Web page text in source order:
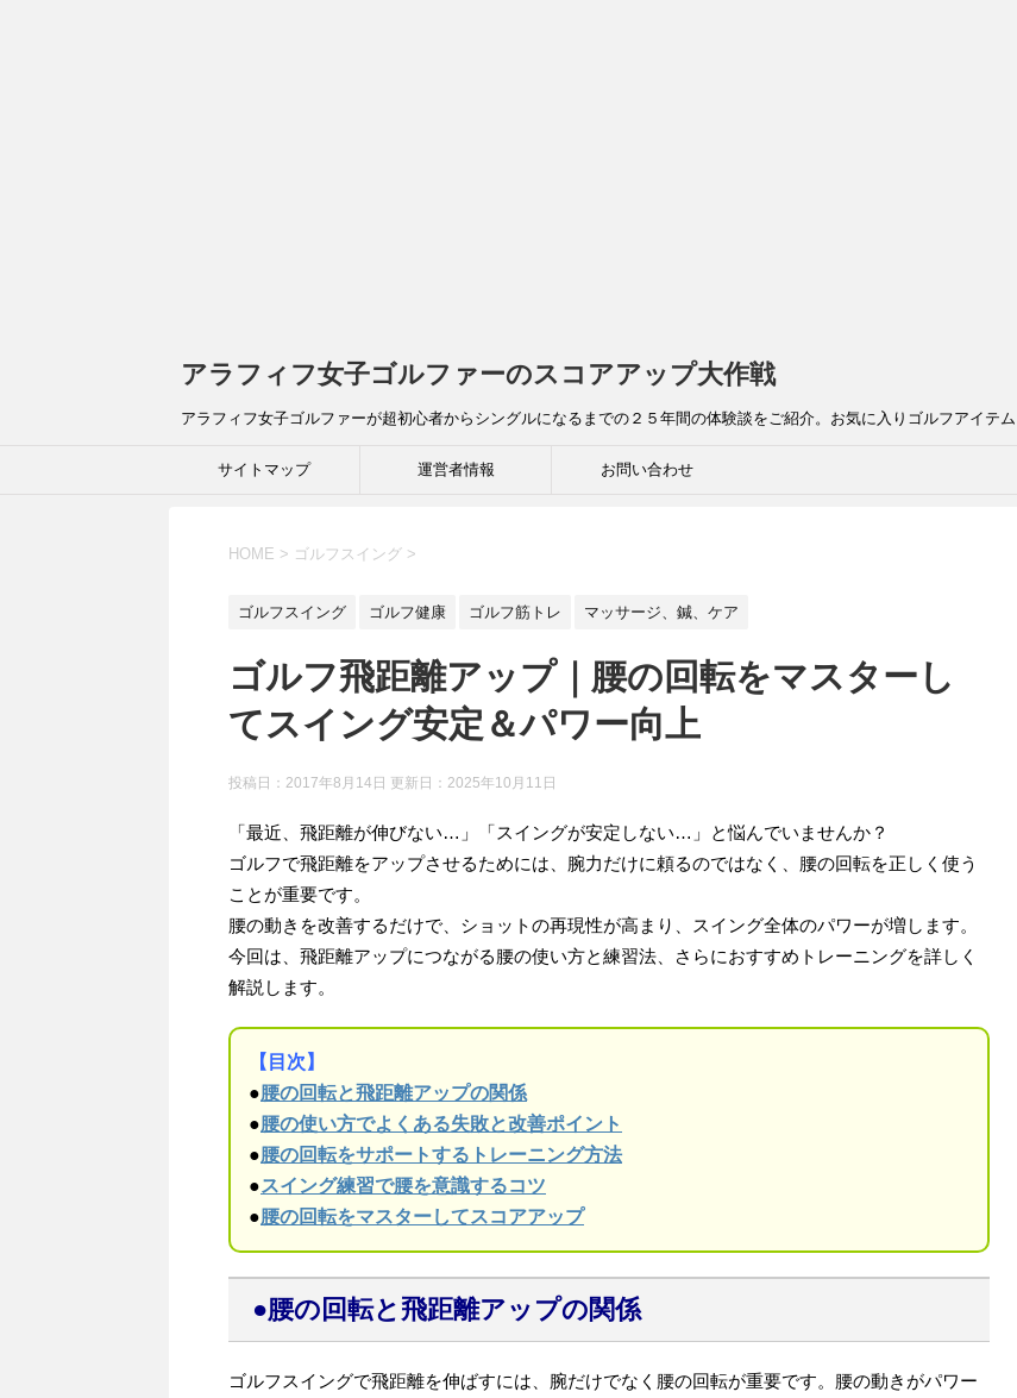
アラフィフ女子ゴルファーのスコアアップ大作戦
アラフィフ女子ゴルファーが超初心者からシングルになるまでの２５年間の体験談をご紹介。お気に入りゴルフアイテム
サイトマップ 運営者情報 お問い合わせ
HOME > ゴルフスイング >
ゴルフスイング ゴルフ健康 ゴルフ筋トレ マッサージ、鍼、ケア
ゴルフ飛距離アップ｜腰の回転をマスターし
てスイング安定＆パワー向上
投稿日：2017年8月14日 更新日： 2025年10月11日
「最近、飛距離が伸びない…」「スイングが安定しない…」と悩んでいませんか？
ゴルフで飛距離をアップさせるためには、腕力だけに頼るのではなく、腰の回転を正しく使う
ことが重要です。
腰の動きを改善するだけで、ショットの再現性が高まり、スイング全体のパワーが増します。
今回は、飛距離アップにつながる腰の使い方と練習法、さらにおすすめトレーニングを詳しく
解説します。
【目次】
●腰の回転と飛距離アップの関係
●腰の使い方でよくある失敗と改善ポイント
●腰の回転をサポートするトレーニング方法
●スイング練習で腰を意識するコツ
●腰の回転をマスターしてスコアアップ
●腰の回転と飛距離アップの関係
ゴルフスイングで飛距離を伸ばすには、腕だけでなく腰の回転が重要です。腰の動きがパワー